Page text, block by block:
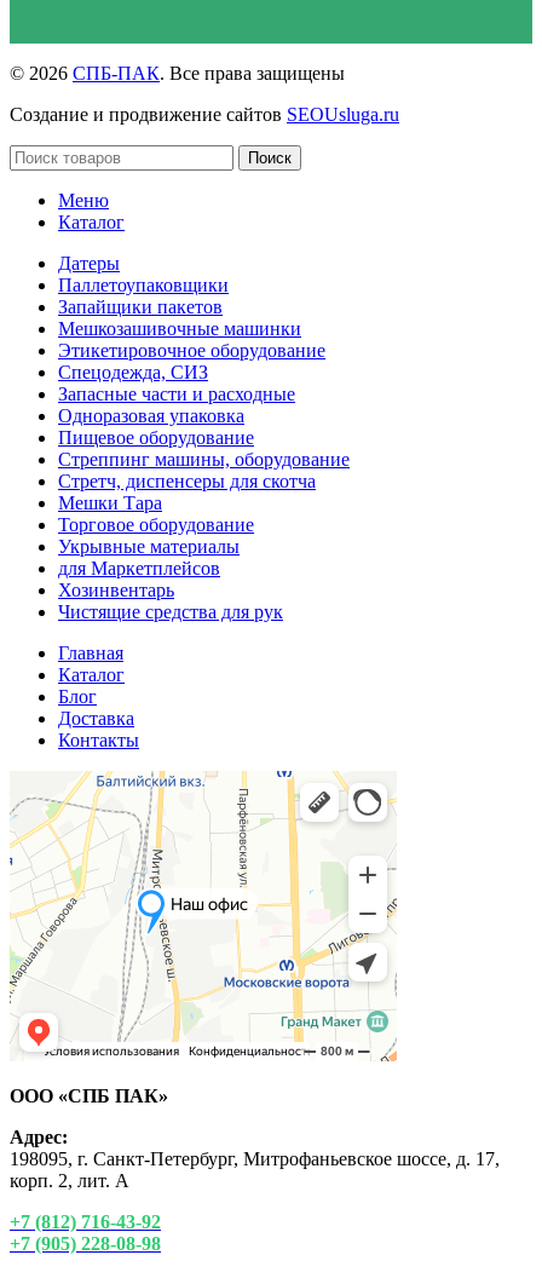
© 2026 СПБ-ПАК. Все права защищены
Создание и продвижение сайтов SEOUsluga.ru
Поиск
Меню
Каталог
Датеры
Паллетоупаковщики
Запайщики пакетов
Мешкозашивочные машинки
Этикетировочное оборудование
Спецодежда, СИЗ
Запасные части и расходные
Одноразовая упаковка
Пищевое оборудование
Стреппинг машины, оборудование
Стретч, диспенсеры для скотча
Мешки Тара
Торговое оборудование
Укрывные материалы
для Маркетплейсов
Хозинвентарь
Чистящие средства для рук
Главная
Каталог
Блог
Доставка
Контакты
ООО «СПБ ПАК»
Адрес:
198095, г. Санкт-Петербург, Митрофаньевское шоссе, д. 17,
корп. 2, лит. А
+7 (812) 716-43-92
+7 (905) 228-08-98